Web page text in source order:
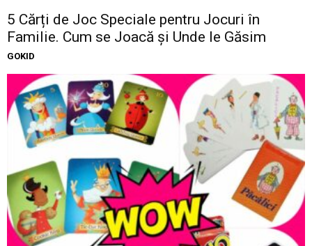
5 Cărți de Joc Speciale pentru Jocuri în
Familie. Cum se Joacă și Unde le Găsim
GOKID